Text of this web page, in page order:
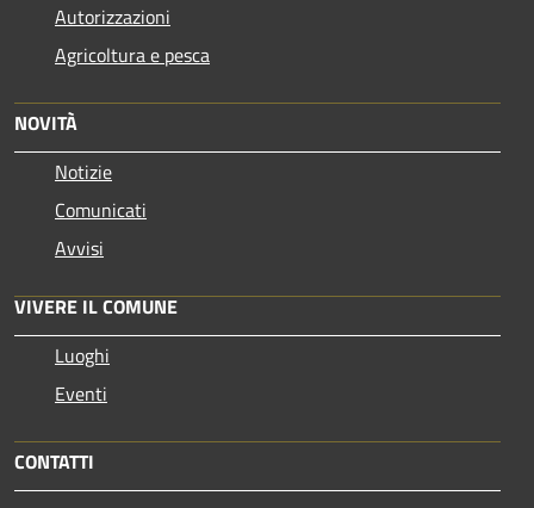
Autorizzazioni
Agricoltura e pesca
NOVITÀ
Notizie
Comunicati
Avvisi
VIVERE IL COMUNE
Luoghi
Eventi
CONTATTI